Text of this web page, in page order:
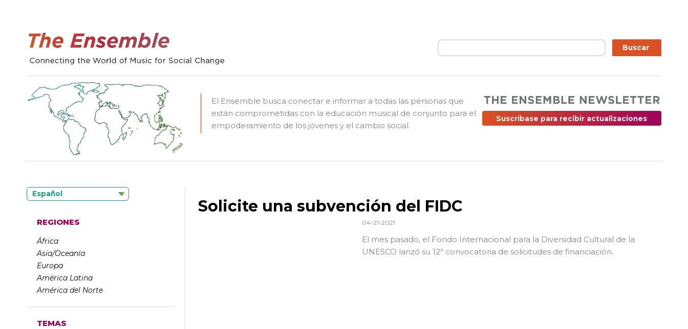
Buscar Buscar
El Ensemble busca conectar e informar a todas las personas que
están comprometidas con la educación musical de conjunto para el
empoderamiento de los jóvenes y el cambio social.
Suscríbase para recibir actualizaciones
Español
REGIONES
África
Asia/Oceanía
Europa
América Latina
América del Norte
TEMAS
Solicite una subvención del FIDC
04-21-2021
El mes pasado, el Fondo Internacional para la Diversidad Cultural de la
UNESCO lanzó su 12ª convocatoria de solicitudes de financiación.